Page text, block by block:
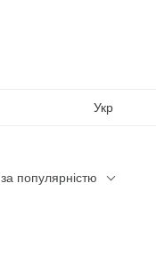
Укр
за популярністю